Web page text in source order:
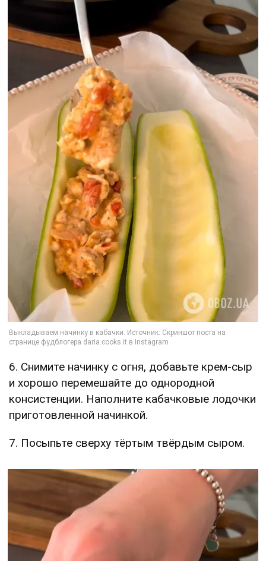
6. Снимите начинку с огня, добавьте крем-сыр
и хорошо перемешайте до однородной
консистенции. Наполните кабачковые лодочки
приготовленной начинкой.
7. Посыпьте сверху тёртым твёрдым сыром.